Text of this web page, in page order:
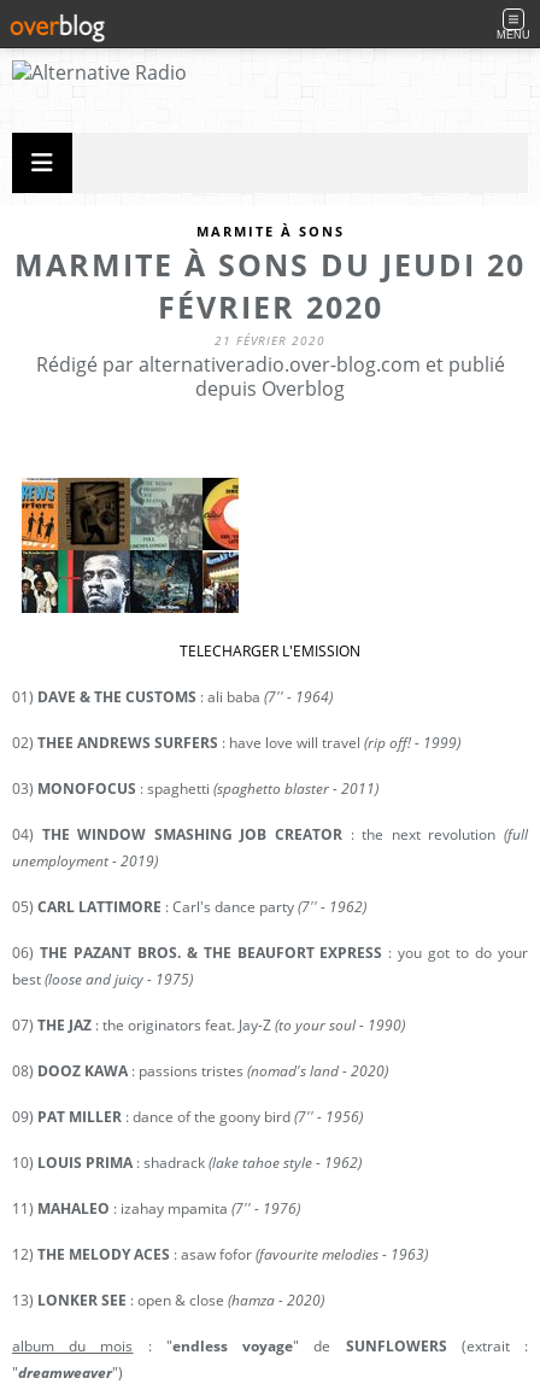
MENU
MARMITE À SONS
MARMITE À SONS DU JEUDI 20
FÉVRIER 2020
21 FÉVRIER 2020
Rédigé par alternativeradio.over-blog.com et publié
depuis Overblog
TELECHARGER L'EMISSION
01) DAVE & THE CUSTOMS : ali baba (7'' - 1964)
02) THEE ANDREWS SURFERS : have love will travel (rip off! - 1999)
03) MONOFOCUS : spaghetti (spaghetto blaster - 2011)
04) THE WINDOW SMASHING JOB CREATOR : the next revolution(full
unemployment - 2019)
05) CARL LATTIMORE : Carl's dance party(7'' - 1962)
06) THE PAZANT BROS. & THE BEAUFORT EXPRESS : you got to do your
best(loose and juicy - 1975)
07) THE JAZ : the originators feat. Jay-Z(to your soul - 1990)
08) DOOZ KAWA : passions tristes (nomad's land - 2020)
09) PAT MILLER : dance of the goony bird(7'' - 1956)
10) LOUIS PRIMA : shadrack(lake tahoe style - 1962)
11) MAHALEO : izahay mpamita (7'' - 1976)
12) THE MELODY ACES : asaw fofor(favourite melodies - 1963)
13) LONKER SEE : open & close (hamza - 2020)
album du mois : "endless voyage" de SUNFLOWERS (extrait :
"dreamweaver")